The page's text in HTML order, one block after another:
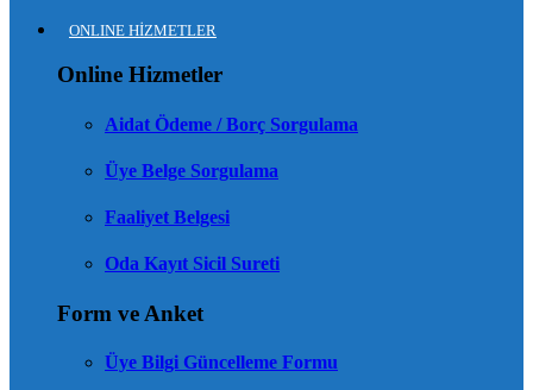
ONLINE HİZMETLER
Online Hizmetler
Aidat Ödeme / Borç Sorgulama
Üye Belge Sorgulama
Faaliyet Belgesi
Oda Kayıt Sicil Sureti
Form ve Anket
Üye Bilgi Güncelleme Formu